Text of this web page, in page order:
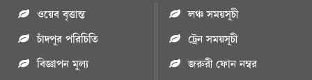
ওয়েব বৃত্তান্ত
চাঁদপুর পরিচিতি
বিজ্ঞাপন মুল্য
লঞ্চ সময়সূচী
ট্রেন সময়সূচী
জরুরী ফোন নম্বর